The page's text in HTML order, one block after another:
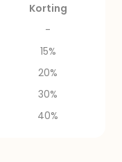
Korting
-
15%
20%
30%
40%